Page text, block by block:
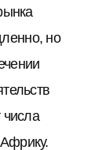
но
числа